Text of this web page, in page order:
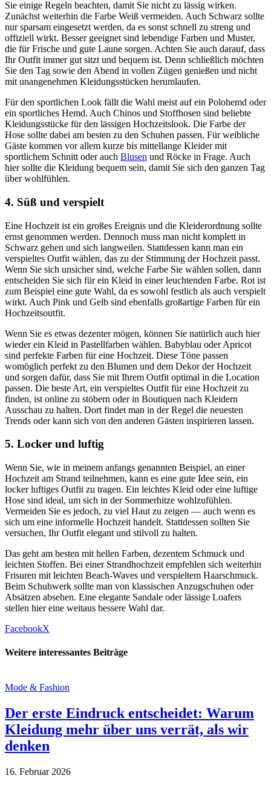
Sie einige Regeln beachten, damit Sie nicht zu lässig wirken.
Zunächst weiterhin die Farbe Weiß vermeiden. Auch Schwarz sollte
nur sparsam eingesetzt werden, da es sonst schnell zu streng und
offiziell wirkt. Besser geeignet sind lebendige Farben und Muster,
die für Frische und gute Laune sorgen. Achten Sie auch darauf, dass
Ihr Outfit immer gut sitzt und bequem ist. Denn schließlich möchten
Sie den Tag sowie den Abend in vollen Zügen genießen und nicht
mit unangenehmen Kleidungsstücken herumlaufen.
Für den sportlichen Look fällt die Wahl meist auf ein Polohemd oder
ein sportliches Hemd. Auch Chinos und Stoffhosen sind beliebte
Kleidungsstücke für den lässigen Hochzeitslook. Die Farbe der
Hose sollte dabei am besten zu den Schuhen passen. Für weibliche
Gäste kommen vor allem kurze bis mittellange Kleider mit
sportlichem Schnitt oder auch Blusen und Röcke in Frage. Auch
hier sollte die Kleidung bequem sein, damit Sie sich den ganzen Tag
über wohlfühlen.
4. Süß und verspielt
Eine Hochzeit ist ein großes Ereignis und die Kleiderordnung sollte
ernst genommen werden. Dennoch muss man nicht komplett in
Schwarz gehen und sich langweilen. Stattdessen kann man ein
verspieltes Outfit wählen, das zu der Stimmung der Hochzeit passt.
Wenn Sie sich unsicher sind, welche Farbe Sie wählen sollen, dann
entscheiden Sie sich für ein Kleid in einer leuchtenden Farbe. Rot ist
zum Beispiel eine gute Wahl, da es sowohl festlich als auch verspielt
wirkt. Auch Pink und Gelb sind ebenfalls großartige Farben für ein
Hochzeitsoutfit.
Wenn Sie es etwas dezenter mögen, können Sie natürlich auch hier
wieder ein Kleid in Pastellfarben wählen. Babyblau oder Apricot
sind perfekte Farben für eine Hochzeit. Diese Töne passen
womöglich perfekt zu den Blumen und dem Dekor der Hochzeit
und sorgen dafür, dass Sie mit Ihrem Outfit optimal in die Location
passen. Die beste Art, ein verspieltes Outfit für eine Hochzeit zu
finden, ist online zu stöbern oder in Boutiquen nach Kleidern
Ausschau zu halten. Dort findet man in der Regel die neuesten
Trends oder kann sich von den anderen Gästen inspirieren lassen.
5. Locker und luftig
Wenn Sie, wie in meinem anfangs genannten Beispiel, an einer
Hochzeit am Strand teilnehmen, kann es eine gute Idee sein, ein
locker luftiges Outfit zu tragen. Ein leichtes Kleid oder eine luftige
Hose sind ideal, um sich in der Sommerhitze wohlzufühlen.
Vermeiden Sie es jedoch, zu viel Haut zu zeigen — auch wenn es
sich um eine informelle Hochzeit handelt. Stattdessen sollten Sie
versuchen, Ihr Outfit elegant und stilvoll zu halten.
Das geht am besten mit hellen Farben, dezentem Schmuck und
leichten Stoffen. Bei einer Strandhochzeit empfehlen sich weiterhin
Frisuren mit leichten Beach-Waves und verspieltem Haarschmuck.
Beim Schuhwerk sollte man von klassischen Anzugschuhen oder
Absätzen absehen. Eine elegante Sandale oder lässige Loafers
stellen hier eine weitaus bessere Wahl dar.
FacebookX
Weitere interessantes Beiträge
Mode & Fashion
Der erste Eindruck entscheidet: Warum
Kleidung mehr über uns verrät, als wir
denken
16. Februar 2026